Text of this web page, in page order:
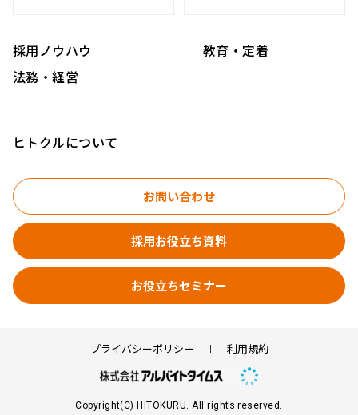
採用ノウハウ
教育・定着
法務・経営
ヒトクルについて
お問い合わせ
採用お役立ち資料
お役立ちセミナー
プライバシーポリシー 利用規約
Copyright(C) HITOKURU. All rights reserved.